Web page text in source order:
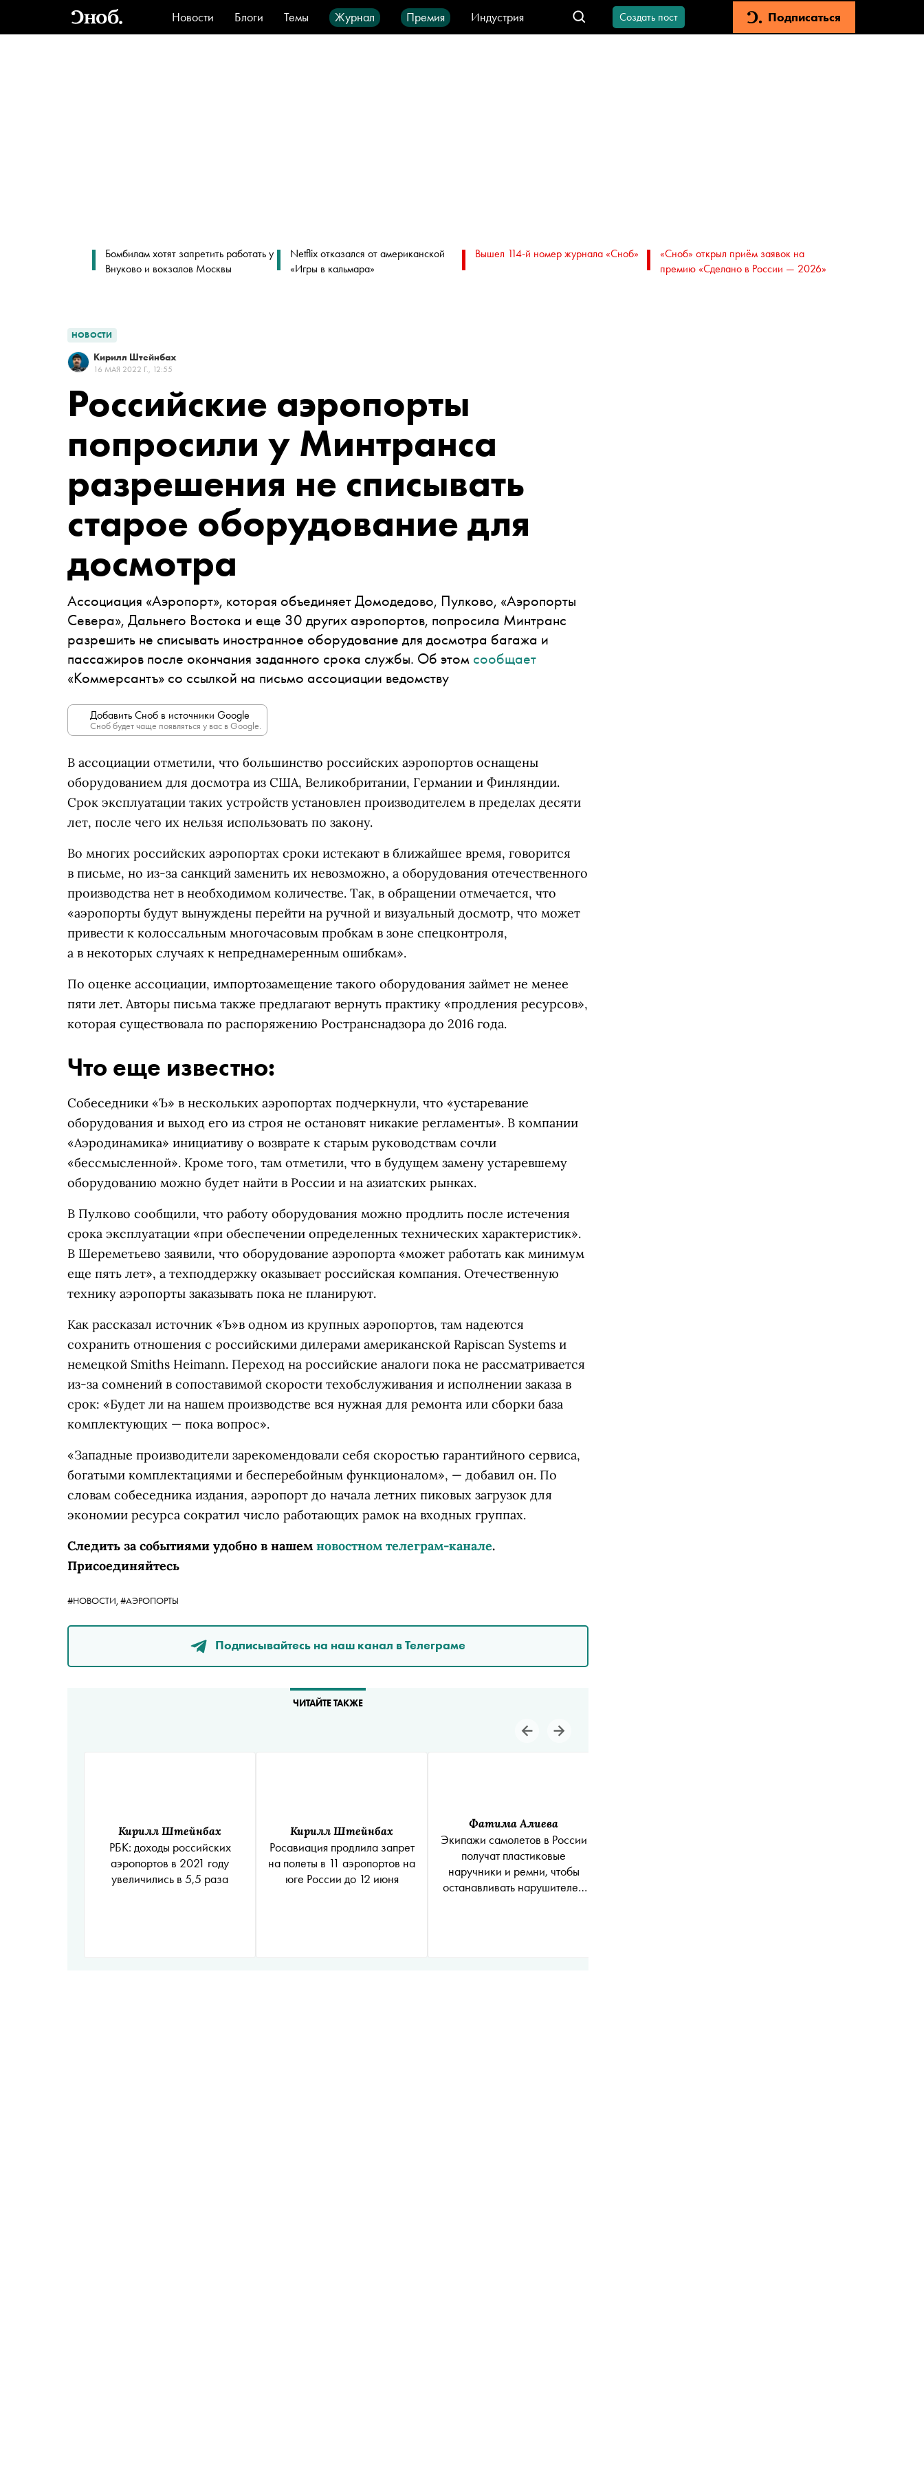
Новости Блоги Темы Журнал Премия
Индустрия
Стиль
Видео Город IT-продукты
Создать пост Подписаться
Бомбилам хотят запретить работать у
Внуково и вокзалов Москвы
Netflix отказался от американской
«Игры в кальмара»
Вышел 114-й номер журнала «Сноб»
«Сноб» открыл приём заявок на
премию «Сделано в России — 2026»
НОВОСТИ
Кирилл Штейнбах
16 МАЯ 2022 Г., 12:55
Российские аэропорты
попросили у Минтранса
разрешения не списывать
старое оборудование для
досмотра
Ассоциация «Аэропорт», которая объединяет Домодедово, Пулково, «Аэропорты
Севера», Дальнего Востока и еще 30 других аэропортов, попросила Минтранс
разрешить не списывать иностранное оборудование для досмотра багажа и
пассажиров после окончания заданного срока службы. Об этом сообщает
«Коммерсантъ» со ссылкой на письмо ассоциации ведомству
Добавить Сноб в источники Google
Сноб будет чаще появляться у вас в Google.
В ассоциации отметили, что большинство российских аэропортов оснащены
оборудованием для досмотра из США, Великобритании, Германии и Финляндии.
Срок эксплуатации таких устройств установлен производителем в пределах десяти
лет, после чего их нельзя использовать по закону.
Во многих российских аэропортах сроки истекают в ближайшее время, говорится
в письме, но из-за санкций заменить их невозможно, а оборудования отечественного
производства нет в необходимом количестве. Так, в обращении отмечается, что
«аэропорты будут вынуждены перейти на ручной и визуальный досмотр, что может
привести к колоссальным многочасовым пробкам в зоне спецконтроля,
а в некоторых случаях к непреднамеренным ошибкам».
По оценке ассоциации, импортозамещение такого оборудования займет не менее
пяти лет. Авторы письма также предлагают вернуть практику «продления ресурсов»,
которая существовала по распоряжению Ространснадзора до 2016 года.
Что еще известно:
Собеседники «Ъ» в нескольких аэропортах подчеркнули, что «устаревание
оборудования и выход его из строя не остановят никакие регламенты». В компании
«Аэродинамика» инициативу о возврате к старым руководствам сочли
«бессмысленной». Кроме того, там отметили, что в будущем замену устаревшему
оборудованию можно будет найти в России и на азиатских рынках.
В Пулково сообщили, что работу оборудования можно продлить после истечения
срока эксплуатации «при обеспечении определенных технических характеристик».
В Шереметьево заявили, что оборудование аэропорта «может работать как минимум
еще пять лет», а техподдержку оказывает российская компания. Отечественную
технику аэропорты заказывать пока не планируют.
Как рассказал источник «Ъ»в одном из крупных аэропортов, там надеются
сохранить отношения с российскими дилерами американской Rapiscan Systems и
немецкой Smiths Heimann. Переход на российские аналоги пока не рассматривается
из-за сомнений в сопоставимой скорости техобслуживания и исполнении заказа в
срок: «Будет ли на нашем производстве вся нужная для ремонта или сборки база
комплектующих — пока вопрос».
«Западные производители зарекомендовали себя скоростью гарантийного сервиса,
богатыми комплектациями и бесперебойным функционалом», — добавил он. По
словам собеседника издания, аэропорт до начала летних пиковых загрузок для
экономии ресурса сократил число работающих рамок на входных группах.
Следить за событиями удобно в нашем новостном телеграм-канале.
Присоединяйтесь
#НОВОСТИ, #АЭРОПОРТЫ
Подписывайтесь на наш канал в Телеграме
ЧИТАЙТЕ ТАКЖЕ
Кирилл Штейнбах
РБК: доходы российских
аэропортов в 2021 году
увеличились в 5,5 раза
Кирилл Штейнбах
Росавиация продлила запрет
на полеты в 11 аэропортов на
юге России до 12 июня
Фатима Алиева
Экипажи самолетов в России
получат пластиковые
наручники и ремни, чтобы
останавливать нарушителей